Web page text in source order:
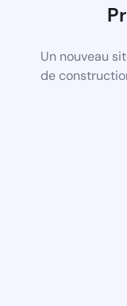
Un nouveau
de